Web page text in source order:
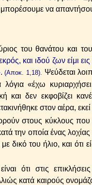
να
του θανάτου και
και ιδού ζων είμι
(Αποκ. 1,18). Ψεύδεται
λόγια «έχω
και δεν εκφοβίζει
στον αέρα,
στους κύκλους που
την οποία ένας
δικό του ήλιο, και ότι
ότι στις επικλήσεις
κατά καιρούς